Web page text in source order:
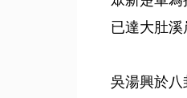
已達大肚溪
吳湯興於八